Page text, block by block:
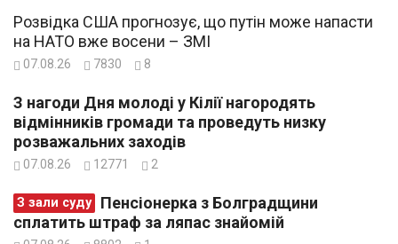
Розвідка США прогнозує, що путін може напасти
на НАТО вже восени – ЗМІ
07.08.26 7830 8
З нагоди Дня молоді у Кілії нагородять
відмінників громади та проведуть низку
розважальних заходів
07.08.26 12771 2
З зали суду
сплатить штраф за ляпас знайомій